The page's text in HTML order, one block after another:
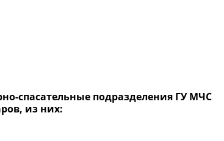
спасательные подразделения ГУ МЧС
из них: